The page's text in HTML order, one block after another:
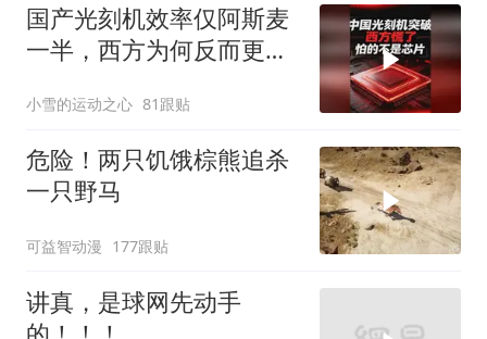
国产光刻机效率仅阿斯麦
一半，西方为何反而更
小雪的运动之心 81跟贴
危险！两只饥饿棕熊追杀
一只野马
可益智动漫 177跟贴
讲真，是球网先动手